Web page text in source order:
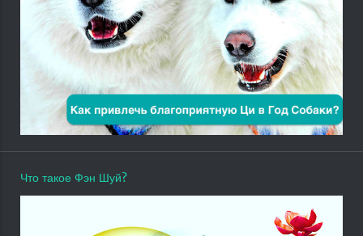
Что такое Фэн Шуй?